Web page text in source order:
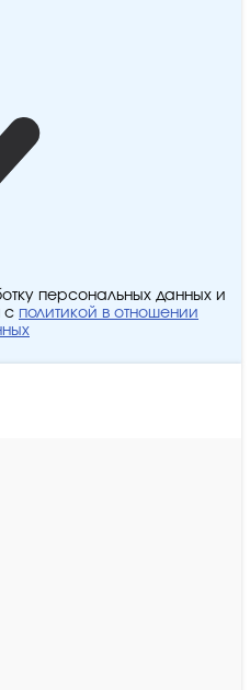
персональных данных и
с политикой в отношении